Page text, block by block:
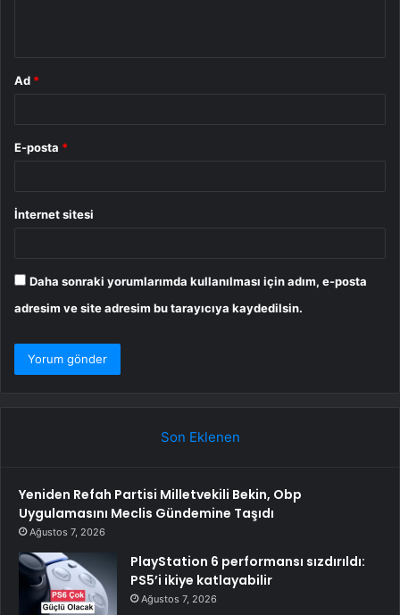
Ad *
E-posta *
İnternet sitesi
Daha sonraki yorumlarımda kullanılması için adım, e-posta
adresim ve site adresim bu tarayıcıya kaydedilsin.
Son Eklenen
Yeniden Refah Partisi Milletvekili Bekin, Obp
Uygulamasını Meclis Gündemine Taşıdı
Ağustos 7, 2026
PlayStation 6 performansı sızdırıldı:
PS5’i ikiye katlayabilir
Ağustos 7, 2026